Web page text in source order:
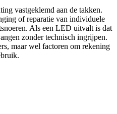
vastgeklemd aan de takken.
of reparatie van individuele
Als een LED uitvalt is dat
zonder technisch ingrijpen.
maar wel factoren om rekening